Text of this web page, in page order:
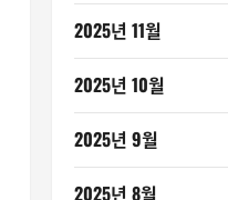
2025년 11월
2025년 10월
2025년 9월
2025년 8월